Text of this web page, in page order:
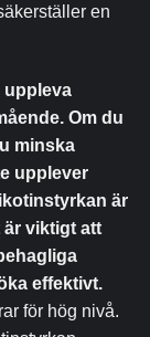
en
uppleva
Om du
minska
upplever
är
är viktigt att
effektivt.
för hög nivå.